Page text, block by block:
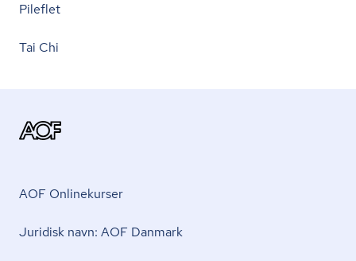
Pileflet
Tai Chi
AOF Onlinekurser
Juridisk navn: AOF Danmark